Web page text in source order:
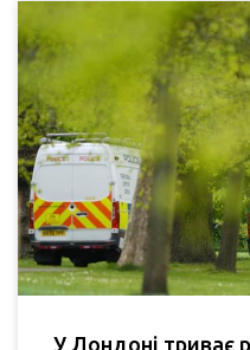
У Лондоні триває